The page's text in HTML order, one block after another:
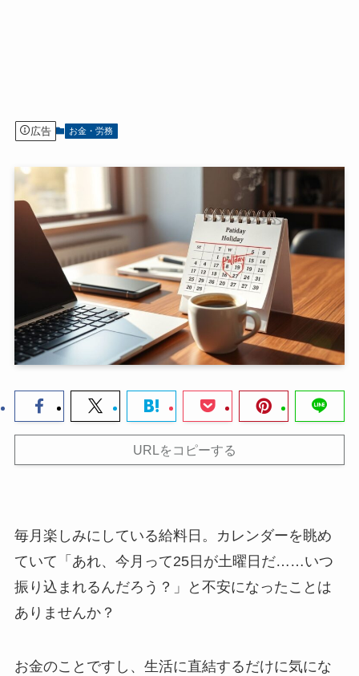
広告 お金・労務
URLをコピーする
毎月楽しみにしている給料日。カレンダーを眺め
ていて「あれ、今月って25日が土曜日だ……いつ
振り込まれるんだろう？」と不安になったことは
ありませんか？
お金のことですし、生活に直結するだけに気にな